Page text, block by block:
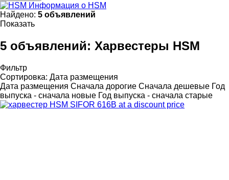
Информация о HSM
Найдено: 5 объявлений
Показать
5 объявлений: Харвестеры HSM
Фильтр
Сортировка: Дата размещения
Дата размещения Сначала дорогие Сначала дешевые Год
выпуска - сначала новые Год выпуска - сначала старые